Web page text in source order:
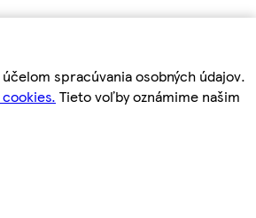
spracúvania osobných údajov.
Tieto voľby oznámime našim